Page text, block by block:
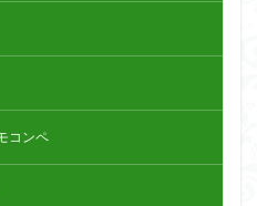
コンペ